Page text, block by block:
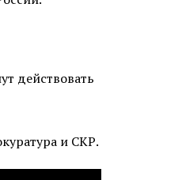
действовать
и СКР.